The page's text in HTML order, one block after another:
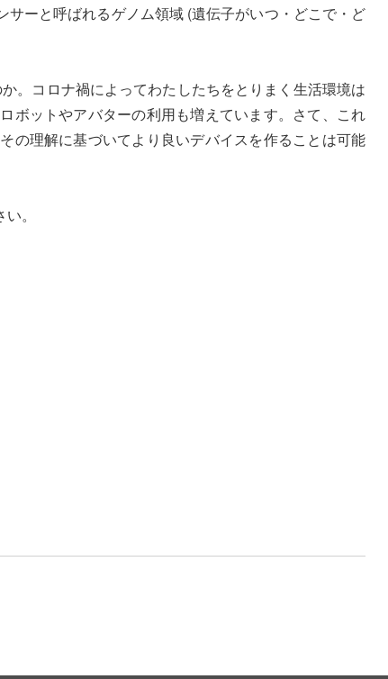
ーと呼ばれるゲノム領域 (遺伝子がいつ・どこで・ど
。コロナ禍によってわたしたちをとりまく生活環境は
ボットやアバターの利用も増えています。さて、これ
の理解に基づいてより良いデバイスを作ることは可能
。